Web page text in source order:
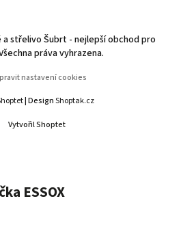
Vytvořil Shoptet
a střelivo Šubrt - nejlepší obchod pro
práva vyhrazena.
nastavení cookies
| DesignShoptak.cz
ESSOX